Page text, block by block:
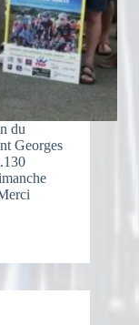
du
Georges